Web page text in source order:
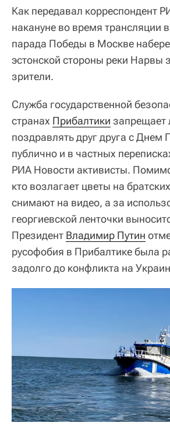
Как передавал корреспондент
накануне во время трансляции
парада Победы в Москве
эстонской стороны реки Нарвы
зрители.
Служба государственной
странах Прибалтики
поздравлять друг друга с Днем
публично и в частных
РИА Новости активисты. Помимо
кто возлагает цветы на
снимают на видео, а за
георгиевской ленточки
Президент Владимир Путин
русофобия в Прибалтике была
задолго до конфликта на